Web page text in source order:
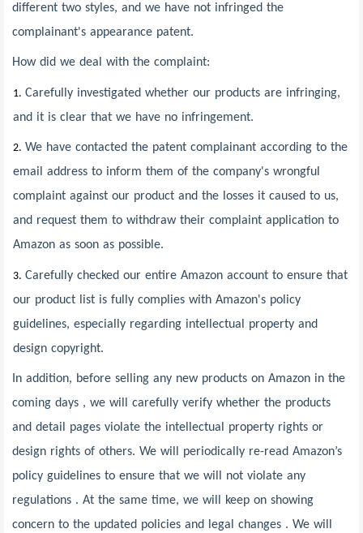
different two styles, and we have not infringed the
complainant's appearance patent.
How did we deal with the complaint:
1. Carefully investigated whether our products are infringing,
and it is clear that we have no infringement.
2. We have contacted the patent complainant according to the
email address to inform them of the company's wrongful
complaint against our product and the losses it caused to us,
and request them to withdraw their complaint application to
Amazon as soon as possible.
3. Carefully checked our entire Amazon account to ensure that
our product list is fully complies with Amazon's policy
guidelines, especially regarding intellectual property and
design copyright.
In addition, before selling any new products on Amazon in the
coming days , we will carefully verify whether the products
and detail pages violate the intellectual property rights or
design rights of others. We will periodically re-read Amazon’s
policy guidelines to ensure that we will not violate any
regulations . At the same time, we will keep on showing
concern to the updated policies and legal changes . We will